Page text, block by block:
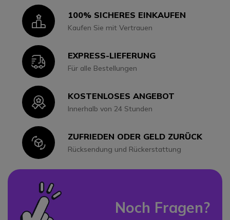
Icon100% SICHERES EINKAUFEN
Kaufen Sie mit Vertrauen
IconEXPRESS-LIEFERUNG
Für alle Bestellungen
IconKOSTENLOSES ANGEBOT
Innerhalb von 24 Stunden
IconZUFRIEDEN ODER GELD ZURÜCK
Rücksendung und Rückerstattung
Noch Fragen?